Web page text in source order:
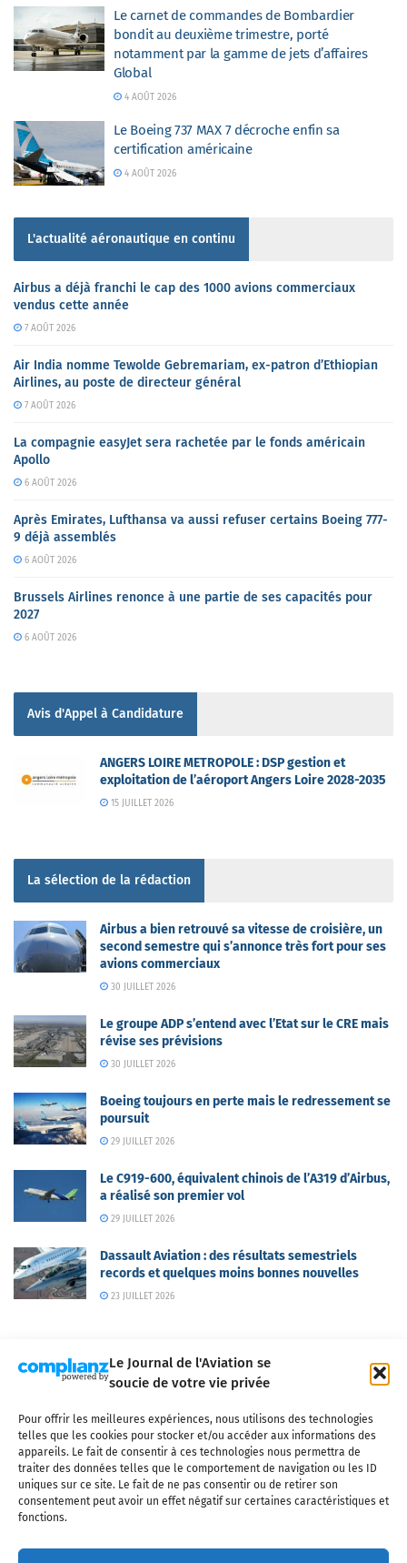
Le Journal de l'Aviation se
soucie de votre vie privée
Pour offrir les meilleures expériences, nous utilisons des technologies
telles que les cookies pour stocker et/ou accéder aux informations des
appareils. Le fait de consentir à ces technologies nous permettra de
traiter des données telles que le comportement de navigation ou les ID
uniques sur ce site. Le fait de ne pas consentir ou de retirer son
consentement peut avoir un effet négatif sur certaines caractéristiques et
fonctions.
Le carnet de commandes de Bombardier
bondit au deuxième trimestre, porté
notamment par la gamme de jets d’affaires
Global
4 AOÛT 2026
Le Boeing 737 MAX 7 décroche enfin sa
certification américaine
4 AOÛT 2026
L'actualité aéronautique en continu
Airbus a déjà franchi le cap des 1000 avions commerciaux
vendus cette année
7 AOÛT 2026
Air India nomme Tewolde Gebremariam, ex-patron d’Ethiopian
Airlines, au poste de directeur général
7 AOÛT 2026
La compagnie easyJet sera rachetée par le fonds américain
Apollo
6 AOÛT 2026
Après Emirates, Lufthansa va aussi refuser certains Boeing 777-
9 déjà assemblés
6 AOÛT 2026
Brussels Airlines renonce à une partie de ses capacités pour
2027
6 AOÛT 2026
Avis d'Appel à Candidature
ANGERS LOIRE METROPOLE : DSP gestion et
exploitation de l’aéroport Angers Loire 2028-2035
15 JUILLET 2026
La sélection de la rédaction
Airbus a bien retrouvé sa vitesse de croisière, un
second semestre qui s’annonce très fort pour ses
avions commerciaux
30 JUILLET 2026
Le groupe ADP s’entend avec l’Etat sur le CRE mais
révise ses prévisions
30 JUILLET 2026
Boeing toujours en perte mais le redressement se
poursuit
29 JUILLET 2026
Le C919-600, équivalent chinois de l’A319 d’Airbus,
a réalisé son premier vol
29 JUILLET 2026
Dassault Aviation : des résultats semestriels
records et quelques moins bonnes nouvelles
23 JUILLET 2026
Qui sommes-nous ? Nous contacter
Partenaires
Mentions légales
CGV Politique de confidentialité Cookies